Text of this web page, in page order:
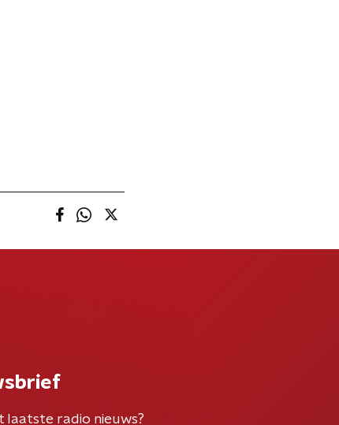
laatste radio nieuws?